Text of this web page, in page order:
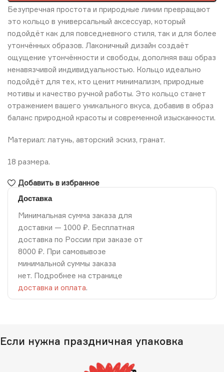
Безупречная простота и природные линии превращают
это кольцо в универсальный аксессуар, который
подойдёт как для повседневного стиля, так и для более
утончённых образов. Лаконичный дизайн создаёт
ощущение утончённости и свободы, дополняя ваш образ
ненавязчивой индивидуальностью. Кольцо идеально
подойдёт для тех, кто ценит минимализм, природные
мотивы и качество ручной работы. Это кольцо станет
отражением вашего уникального вкуса, добавив в образ
баланс природной красоты и современной изысканности.
Материал: латунь, авторский эскиз, гранат.
18 размера.
Добавить в избранное
Доставка
Минимальная сумма заказа для
доставки — 1000 ₽. Бесплатная
доставка по России при заказе от
8000 ₽. При самовывозе
минимальной суммы заказа
нет. Подробнее на странице
доставка и оплата.
Если нужна праздничная упаковка